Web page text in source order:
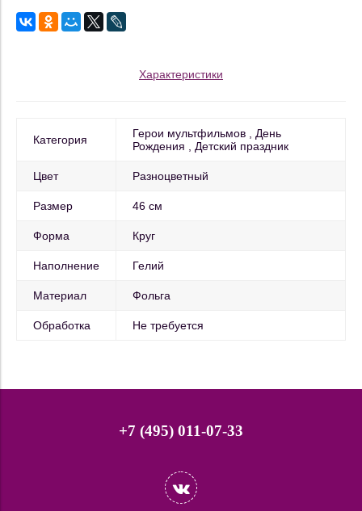
Характеристики
Категория Герои мультфильмов
День
Рождения
Детский праздник
Цвет Разноцветный
Размер 46 см
Форма Круг
Наполнение Гелий
Материал Фольга
Обработка Не требуется
+7 (495) 011-07-33